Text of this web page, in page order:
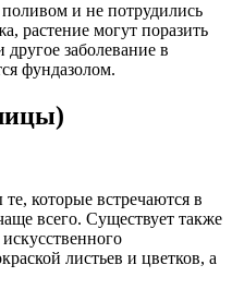
и не потрудились
растение могут поразить
заболевание в
фундазолом.
которые встречаются в
всего. Существует также
листьев и цветков, а